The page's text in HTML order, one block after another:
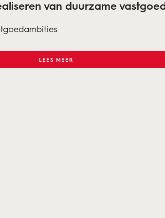
van duurzame
LEES MEER